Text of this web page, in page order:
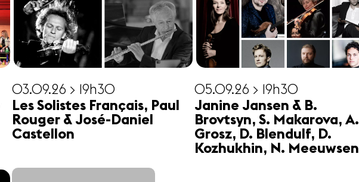
03.09.26 > 19h30
Les Solistes Français, Paul
Rouger & José-Daniel
Castellon
05.09.26 > 19h30
Janine Jansen & B.
Brovtsyn, S. Makarova, A.
Grosz, D. Blendulf, D.
Kozhukhin, N. Meeuwsen